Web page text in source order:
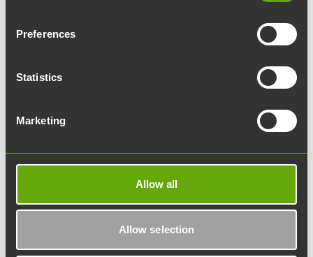
Preferences
Statistics
Marketing
Allow all
Allow selection
Haluatko pysyä ajan tasalla
Teknologiakiinteistöjen uutisista? Tilaa